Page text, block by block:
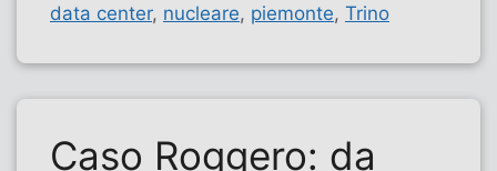
data center, nucleare, piemonte, Trino
Caso Roggero: da